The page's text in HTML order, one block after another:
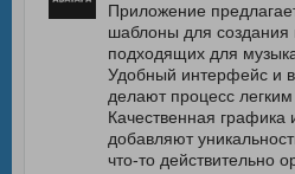
Приложение
шаблоны для создания
подходящих для
Удобный интерфейс и
делают процесс
Качественная
добавляют
что-то действительно